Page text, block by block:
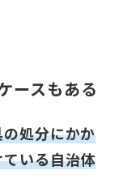
ースもある
処分にかか
いる自治体